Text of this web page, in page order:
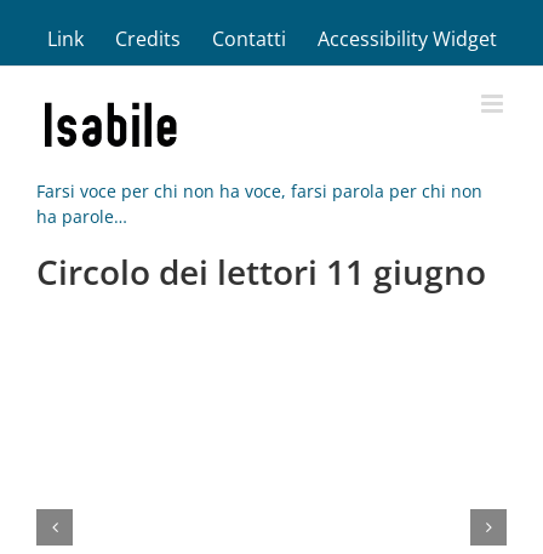
contenuto
Link Credits Contatti Accessibility Widget
Farsi voce per chi non ha voce, farsi parola per chi non
ha parole…
Circolo dei lettori 11 giugno